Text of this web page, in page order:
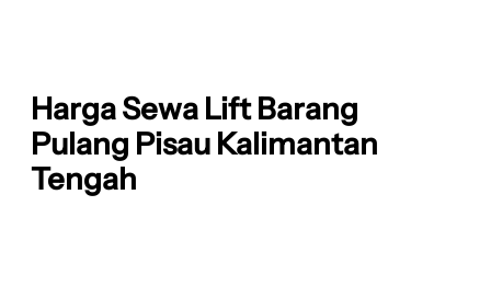
Harga Sewa Lift Barang
Pulang Pisau Kalimantan
Tengah